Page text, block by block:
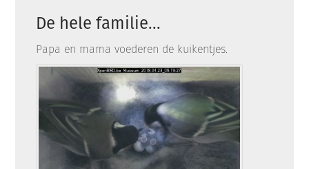
De hele familie...
Papa en mama voederen de kuikentjes.